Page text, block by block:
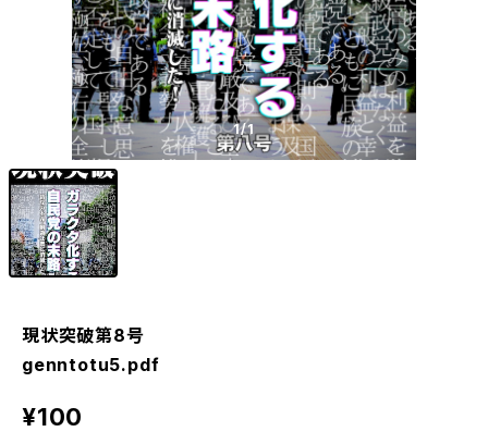
1/1
現状突破第8号
genntotu5.pdf
¥100